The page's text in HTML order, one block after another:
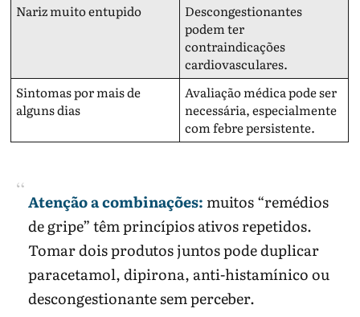
Nariz muito entupido
Descongestionantes
podem ter
contraindicações
cardiovasculares.
Sintomas por mais de
alguns dias
Avaliação médica pode ser
necessária, especialmente
com febre persistente.
Atenção a combinações: muitos “remédios
de gripe” têm princípios ativos repetidos.
Tomar dois produtos juntos pode duplicar
paracetamol, dipirona, anti-histamínico ou
descongestionante sem perceber.